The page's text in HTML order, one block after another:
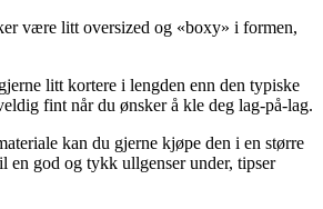
være litt oversized og «boxy» i formen,
litt kortere i lengden enn den typiske
fint når du ønsker å kle deg lag-på-lag.
kan du gjerne kjøpe den i en større
en god og tykk ullgenser under, tipser